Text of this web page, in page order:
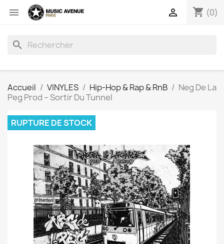
 shopping_cart (0)

search
Accueil VINYLES Hip-Hop & Rap & RnB
Neg De La
Peg Prod ‎– Sortir Du Tunnel
RUPTURE DE STOCK